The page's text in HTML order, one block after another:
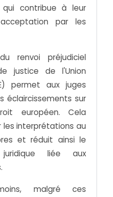
qui contribue à leur
par les
renvoi préjudiciel
justice de l'Union
permet aux juges
éclaircissements sur
européen. Cela
les interprétations au
et réduit ainsi le
liée aux
malgré ces